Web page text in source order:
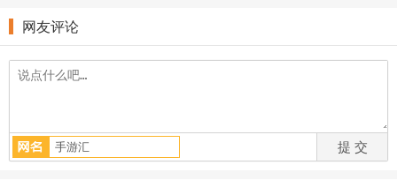
网友评论